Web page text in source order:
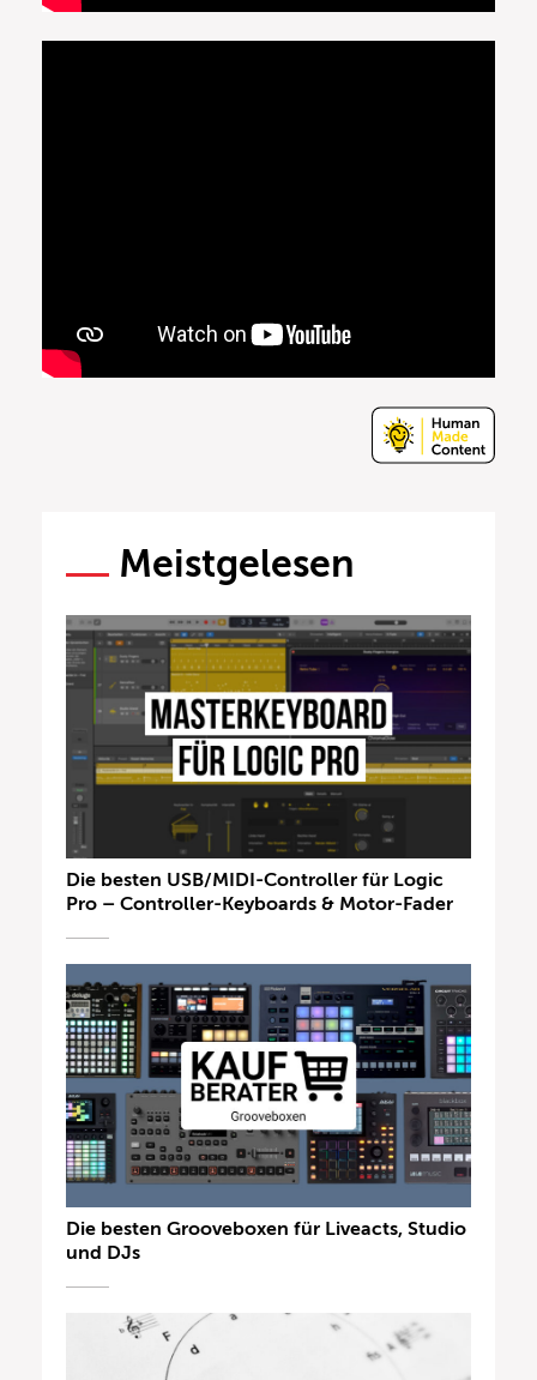
Meistgelesen
Die besten USB/MIDI-Controller für Logic
Pro – Controller-Keyboards & Motor-Fader
Die besten Grooveboxen für Liveacts, Studio
und DJs